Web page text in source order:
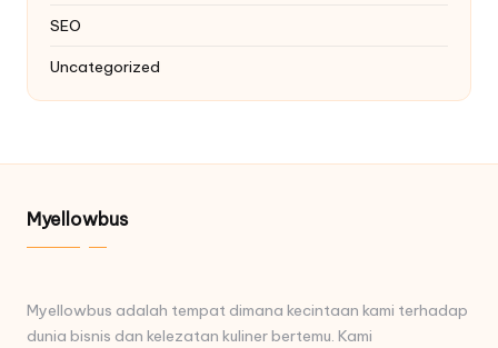
SEO
Uncategorized
Myellowbus
Myellowbus adalah tempat dimana kecintaan kami terhadap
dunia bisnis dan kelezatan kuliner bertemu. Kami